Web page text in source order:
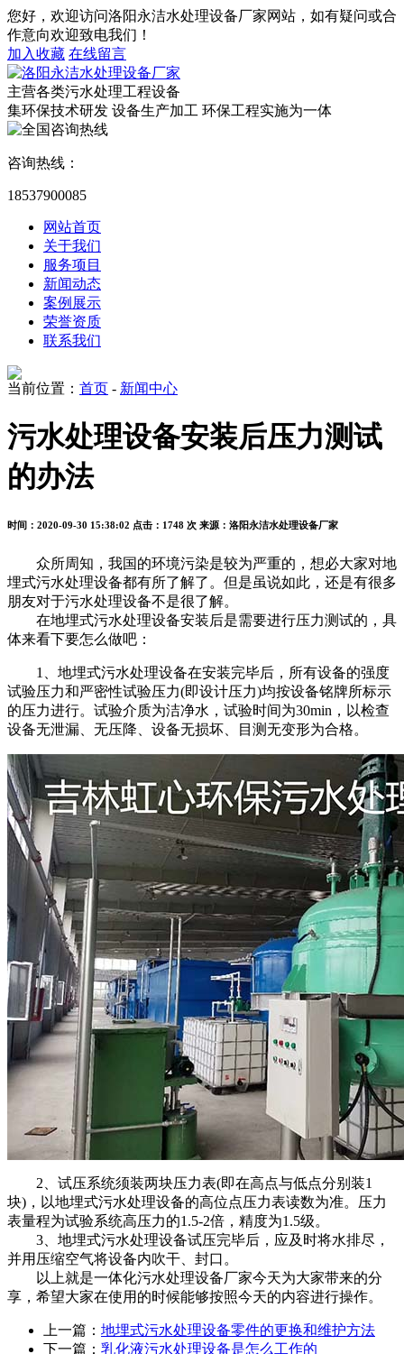
您好，欢迎访问洛阳永洁水处理设备厂家网站，如有疑问或合
作意向欢迎致电我们！
加入收藏 在线留言
主营各类污水处理工程设备
集环保技术研发 设备生产加工 环保工程实施为一体
咨询热线：
18537900085
网站首页
关于我们
服务项目
新闻动态
案例展示
荣誉资质
联系我们
当前位置： 首页 - 新闻中心
污水处理设备安装后压力测试
的办法
时间：2020-09-30 15:38:02 点击：1748 次 来源：洛阳永洁水处理设备厂家
众所周知，我国的环境污染是较为严重的，想必大家对地
埋式污水处理设备都有所了解了。但是虽说如此，还是有很多
朋友对于污水处理设备不是很了解。
在地埋式污水处理设备安装后是需要进行压力测试的，具
体来看下要怎么做吧：
1、地埋式污水处理设备在安装完毕后，所有设备的强度
试验压力和严密性试验压力(即设计压力)均按设备铭牌所标示
的压力进行。试验介质为洁净水，试验时间为30min，以检查
设备无泄漏、无压降、设备无损坏、目测无变形为合格。
2、试压系统须装两块压力表(即在高点与低点分别装1
块)，以地埋式污水处理设备的高位点压力表读数为准。压力
表量程为试验系统高压力的1.5-2倍，精度为1.5级。
3、地埋式污水处理设备试压完毕后，应及时将水排尽，
并用压缩空气将设备内吹干、封口。
以上就是一体化污水处理设备厂家今天为大家带来的分
享，希望大家在使用的时候能够按照今天的内容进行操作。
上一篇： 地埋式污水处理设备零件的更换和维护方法
下一篇： 乳化液污水处理设备是怎么工作的